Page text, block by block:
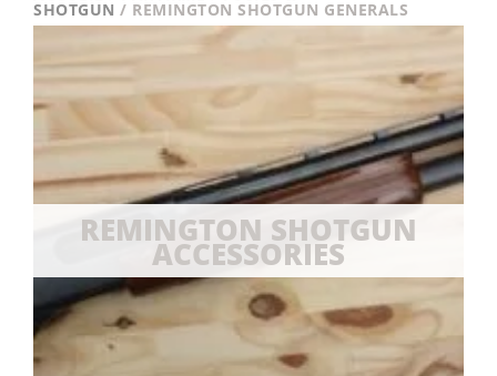
SHOTGUN / REMINGTON SHOTGUN GENERALS
REMINGTON SHOTGUN
ACCESSORIES